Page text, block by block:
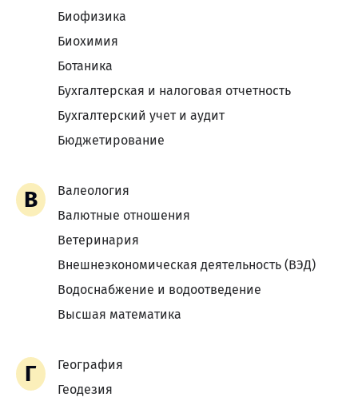
Биофизика
Биохимия
Ботаника
Бухгалтерская и налоговая отчетность
Бухгалтерский учет и аудит
Бюджетирование
В
Валеология
Валютные отношения
Ветеринария
Внешнеэкономическая деятельность (ВЭД)
Водоснабжение и водоотведение
Высшая математика
Г
География
Геодезия